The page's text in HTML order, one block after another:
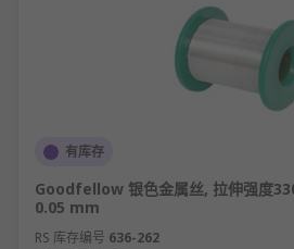
有库存
Goodfellow 银色金属丝, 拉伸强度
0.05 mm
RS 库存编号 636-262